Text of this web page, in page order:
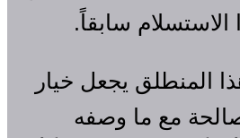
الاستسلام سابقاً.
المنطلق يجعل خيار
مع ما وصفه